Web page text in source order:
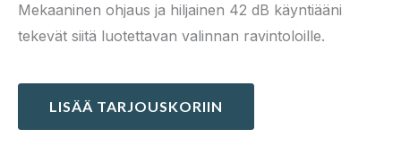
Mekaaninen ohjaus ja hiljainen 42 dB käyntiääni
tekevät siitä luotettavan valinnan ravintoloille.
LISÄÄ TARJOUSKORIIN